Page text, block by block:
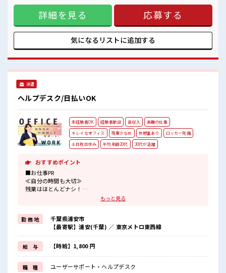
緒にプライベート満喫！ ≪自分に合った期間で働ける≫ 福利
厚生が整った派遣のお仕事です！ ■職場の雰囲気 残業はほと
んどありません！ 土日祝休みなので、 ON/OFFの切替もしや
すい！ 高収入もバッチリ目指せますよ！ 経験者歓迎☆ チョッ
トだけの経験もしっかり活かせます！
詳細を見る 応募する
気になるリストに追加する
派遣
ヘルプデスク/日払いOK
未経験者OK 経験者歓迎 高収入
長期の仕事
キレイなオフィス
残業少なめ 休憩室あり
ロッカー完備
土日祝日休み
平均年齢20代 30代が活躍
おすすめポイント
■お仕事PR
≪自分の時間も大切≫
残業はほとんどナシ！
場合によってはお願いすることもあります♪
週末は家族や友人と一緒にプライベート満喫！
≪未経験OKの仕事≫
新しいことにチャレンジするのは不安だけど、
しっかり働く環境が整っています！
イチからスキルUP・ステップUP目指していきましょう！
≪自分に合った期間で働ける≫
福利厚生が整った派遣のお仕事です！
もっと見る
勤 務 地
千葉県浦安市
【最寄駅】浦安(千葉) ／ 東京メトロ東西線
給 与 【時給】1,800 円
職 種 ユーザーサポート・ヘルプデスク